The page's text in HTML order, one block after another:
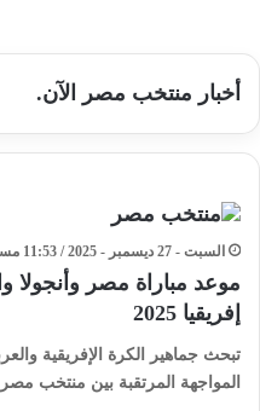
أخبار منتخب مصر الآن.
السبت - 27 ديسمبر - 2025 / 11:53 مساءً
موعد مباراة مصر وأنجولا
إفريقيا 2025
تبحث جماهير الكرة الإفريقية
المواجهة المرتقبة بين منتخب